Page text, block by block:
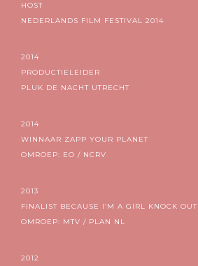
HOST
NEDERLANDS FILM FESTIVAL 2014
2014
PRODUCTIELEIDER
PLUK DE NACHT UTRECHT
2014
WINNAAR ZAPP YOUR PLANET
OMROEP: EO / NCRV
2013
FINALIST BECAUSE I’M A GIRL KNOCK OUT
OMROEP: MTV / PLAN NL
2012